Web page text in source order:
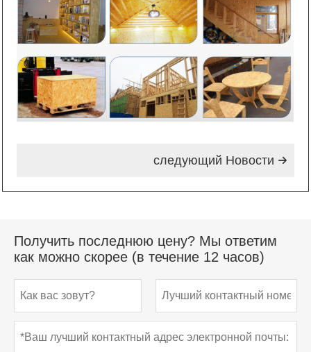

следующий Hовости
Получить последнюю цену? Мы ответим
как можно скорее (в течение 12 часов)